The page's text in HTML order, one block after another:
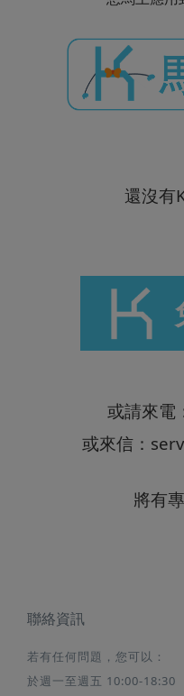
還沒有
或請來電
或來信：
將有
聯絡資訊
若有任何問題，您可以：
於週一至週五 10:00-18:30